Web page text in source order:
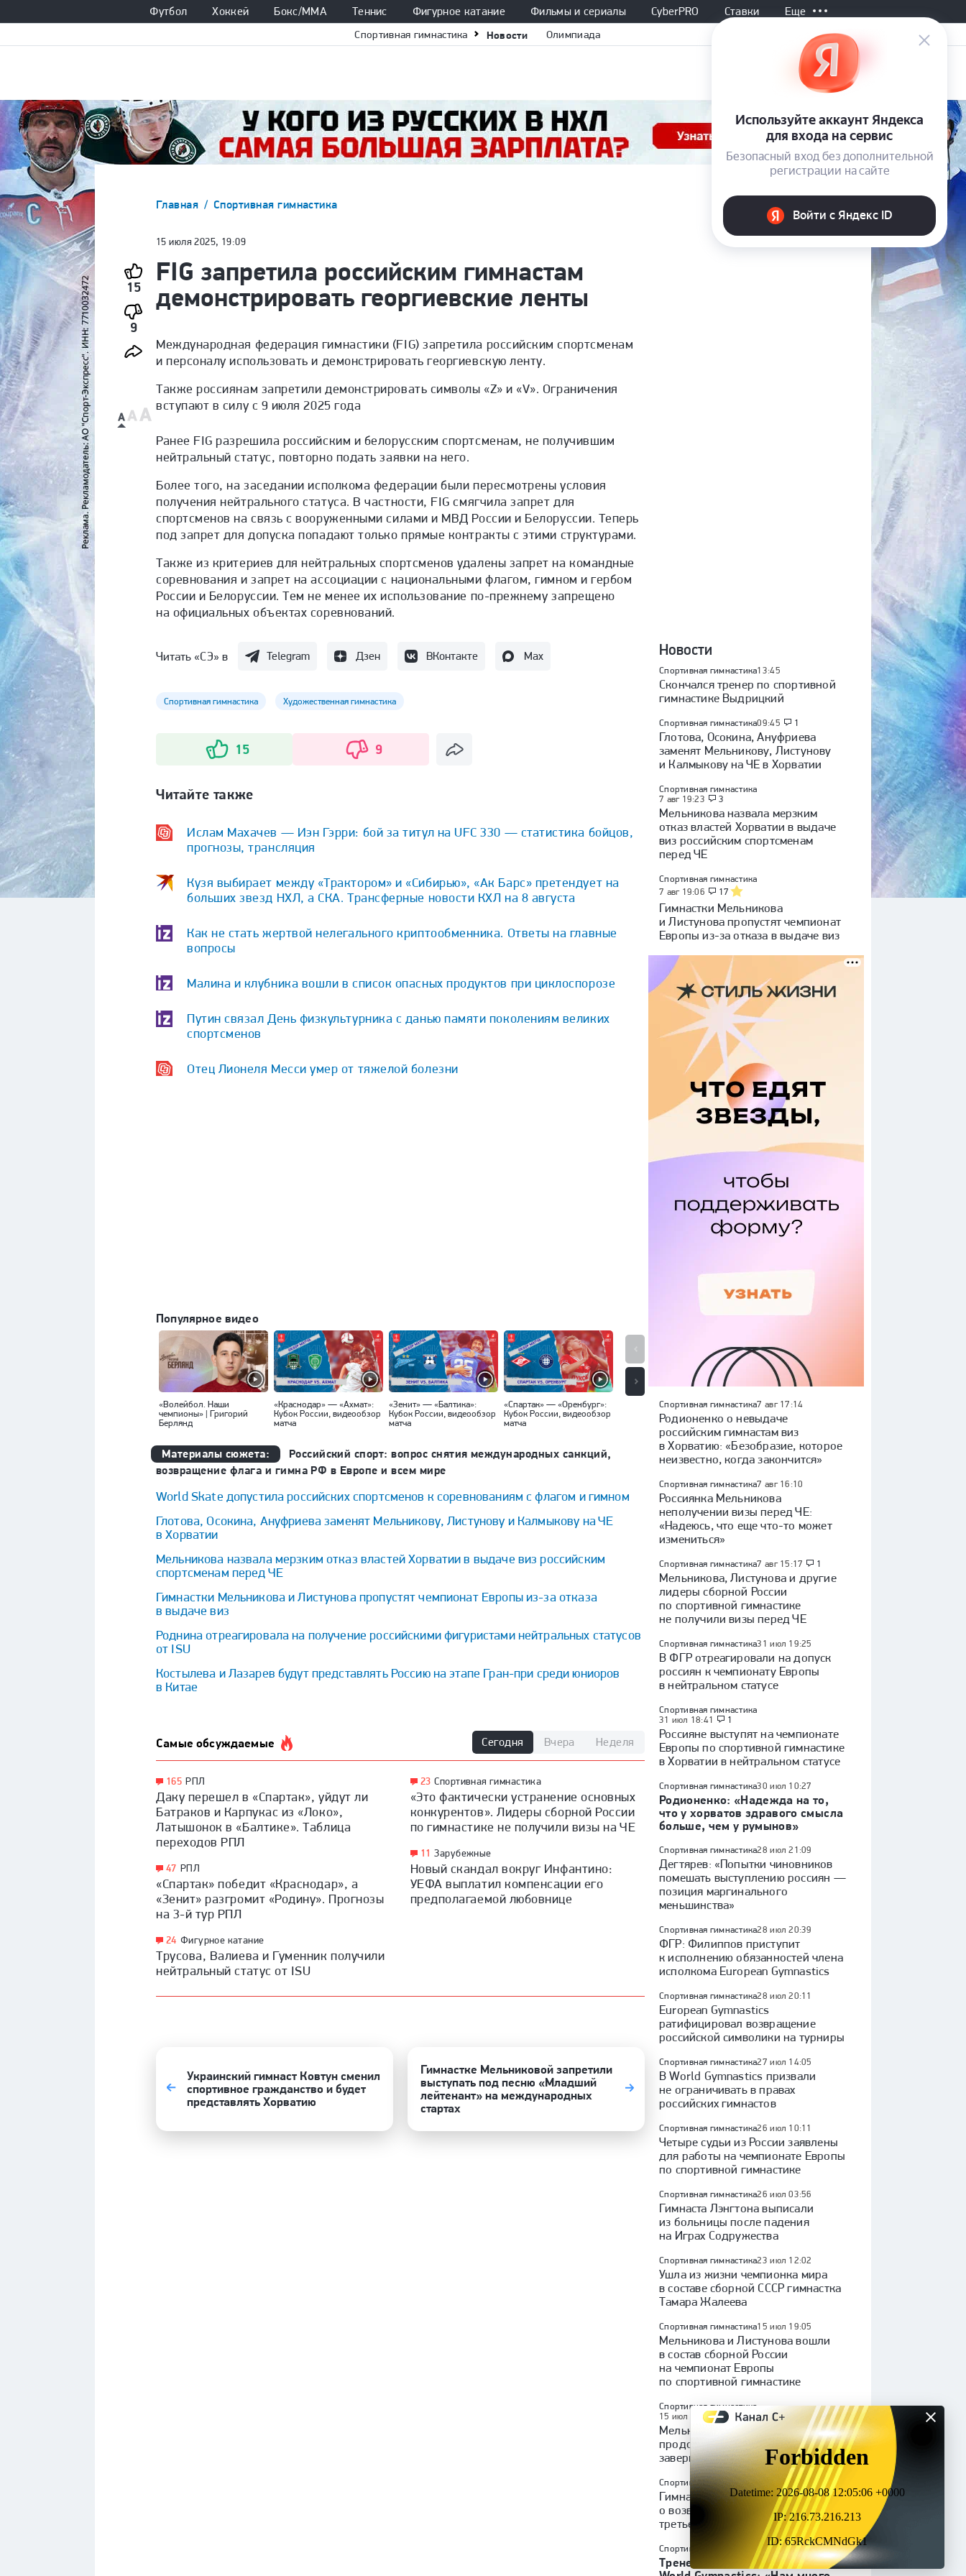
Футбол Хоккей Бокс/ММА Теннис Фигурное катание Фильмы и сериалы CyberPRO Ставки Еще
Спортивная гимнастика Новости Олимпиада
Главная Спортивная гимнастика
15
9
15 июля 2025, 19:09
FIG запретила российским гимнастам
демонстрировать георгиевские ленты
Международная федерация гимнастики (FIG) запретила российским спортсменам
и персоналу использовать и демонстрировать георгиевскую ленту.
Также россиянам запретили демонстрировать символы «Z» и «V». Ограничения
вступают в силу с 9 июля 2025 года
Ранее FIG разрешила российским и белорусским спортсменам, не получившим
нейтральный статус, повторно подать заявки на него.
Более того, на заседании исполкома федерации были пересмотрены условия
получения нейтрального статуса. В частности, FIG смягчила запрет для
спортсменов на связь с вооруженными силами и МВД России и Белоруссии. Теперь
под запрет для допуска попадают только прямые контракты с этими структурами.
Также из критериев для нейтральных спортсменов удалены запрет на командные
соревнования и запрет на ассоциации с национальными флагом, гимном и гербом
России и Белоруссии. Тем не менее их использование по-прежнему запрещено
на официальных объектах соревнований.
Читать «СЭ» в Telegram Дзен ВКонтакте Max
Спортивная гимнастика Художественная гимнастика
15 9
Читайте также
Ислам Махачев — Иэн Гэрри: бой за титул на UFC 330 — статистика бойцов,
прогнозы, трансляция
Кузя выбирает между «Трактором» и «Сибирью», «Ак Барс» претендует на
больших звезд НХЛ, а СКА. Трансферные новости КХЛ на 8 августа
Как не стать жертвой нелегального криптообменника. Ответы на главные
вопросы
Малина и клубника вошли в список опасных продуктов при циклоспорозе
Путин связал День физкультурника с данью памяти поколениям великих
спортсменов
Отец Лионеля Месси умер от тяжелой болезни
Популярное видео
«Волейбол. Наши
чемпионы» | Григорий
Берлянд
«Краснодар» — «Ахмат»:
Кубок России, видеообзор
матча
«Зенит» — «Балтика»:
Кубок России, видеообзор
матча
«Спартак» — «Оренбург»:
Кубок России, видеообзор
матча
«Факел» — «Динамо»
(Москва): Кубок России,
видеообзор матча
Куда перейдет Кузнецов /
КХЛ
Материалы сюжета:
Российский спорт: вопрос снятия международных санкций,
возвращение флага и гимна РФ в Европе и всем мире
World Skate допустила российских спортсменов к соревнованиям с флагом и гимном
Глотова, Осокина, Ануфриева заменят Мельникову, Листунову и Калмыкову на ЧЕ
в Хорватии
Мельникова назвала мерзким отказ властей Хорватии в выдаче виз российским
спортсменам перед ЧЕ
Гимнастки Мельникова и Листунова пропустят чемпионат Европы из-за отказа
в выдаче виз
Роднина отреагировала на получение российскими фигуристами нейтральных статусов
от ISU
Костылева и Лазарев будут представлять Россию на этапе Гран-при среди юниоров
в Китае
Самые обсуждаемые Сегодня Вчера Неделя
165 РПЛ
Даку перешел в «Спартак», уйдут ли
Батраков и Карпукас из «Локо»,
Латышонок в «Балтике». Таблица
переходов РПЛ
47 РПЛ
«Спартак» победит «Краснодар», а
«Зенит» разгромит «Родину». Прогнозы
на 3-й тур РПЛ
24 Фигурное катание
Трусова, Валиева и Гуменник получили
нейтральный статус от ISU
23 Спортивная гимнастика
«Это фактически устранение основных
конкурентов». Лидеры сборной России
по гимнастике не получили визы на ЧЕ
11 Зарубежные
Новый скандал вокруг Инфантино:
УЕФА выплатил компенсации его
предполагаемой любовнице
Украинский гимнаст Ковтун сменил
спортивное гражданство и будет
представлять Хорватию
Гимнастке Мельниковой запретили
выступать под песню «Младший
лейтенант» на международных
стартах
Новости
Спортивная гимнастика13:45
Скончался тренер по спортивной
гимнастике Выдрицкий
Спортивная гимнастика09:45 1
Глотова, Осокина, Ануфриева
заменят Мельникову, Листунову
и Калмыкову на ЧЕ в Хорватии
Спортивная гимнастика
7 авг 19:23
3
Мельникова назвала мерзким
отказ властей Хорватии в выдаче
виз российским спортсменам
перед ЧЕ
Спортивная гимнастика
7 авг 19:06
17
Гимнастки Мельникова
и Листунова пропустят чемпионат
Европы из-за отказа в выдаче виз
Спортивная гимнастика7 авг 17:14
Родионенко о невыдаче
российским гимнастам виз
в Хорватию: «Безобразие, которое
неизвестно, когда закончится»
Спортивная гимнастика7 авг 16:10
Россиянка Мельникова
неполучении визы перед ЧЕ:
«Надеюсь, что еще что-то может
измениться»
Спортивная гимнастика7 авг 15:17 1
Мельникова, Листунова и другие
лидеры сборной России
по спортивной гимнастике
не получили визы перед ЧЕ
Спортивная гимнастика31 июл 19:25
В ФГР отреагировали на допуск
россиян к чемпионату Европы
в нейтральном статусе
Спортивная гимнастика
31 июл 18:41
1
Россияне выступят на чемпионате
Европы по спортивной гимнастике
в Хорватии в нейтральном статусе
Спортивная гимнастика30 июл 10:27
Родионенко: «Надежда на то,
что у хорватов здравого смысла
больше, чем у румынов»
Спортивная гимнастика28 июл 21:09
Дегтярев: «Попытки чиновников
помешать выступлению россиян —
позиция маргинального
меньшинства»
Спортивная гимнастика28 июл 20:39
ФГР: Филиппов приступит
к исполнению обязанностей члена
исполкома European Gymnastics
Спортивная гимнастика28 июл 20:11
European Gymnastics
ратифицировал возвращение
российской символики на турниры
Спортивная гимнастика27 июл 14:05
В World Gymnastics призвали
не ограничивать в правах
российских гимнастов
Спортивная гимнастика26 июл 10:11
Четыре судьи из России заявлены
для работы на чемпионате Европы
по спортивной гимнастике
Спортивная гимнастика26 июл 03:56
Гимнаста Лэнгтона выписали
из больницы после падения
на Играх Содружества
Спортивная гимнастика23 июл 12:02
Ушла из жизни чемпионка мира
в составе сборной СССР гимнастка
Тамара Жалеева
Спортивная гимнастика15 июл 19:05
Мельникова и Листунова вошли
в состав сборной России
на чемпионат Европы
по спортивной гимнастике
Спортивная гимнастика
15 июл 13:13
1
Мельникова: «Надеюсь, Роналду
продолжит свою карьеру и все
завершится успешно»
Спортивная гимнастика 15 июл 11:03
Гимнастка Суниса Ли объявила
о возвращении в спорт ради
третьей Олимпиады
Спортивная гимнастика13 июл 19:57
Тренер Родионенко о реакции